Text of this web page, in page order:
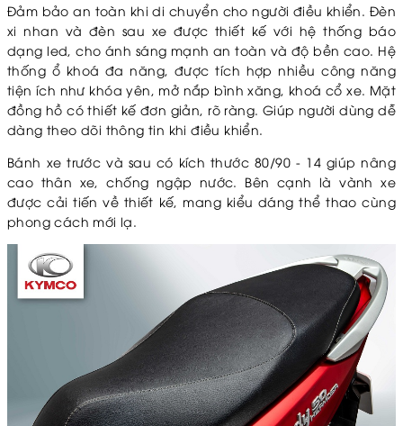
Đảm bảo an toàn khi di chuyển cho người điều khiển. Đèn
xi nhan và đèn sau xe được thiết kế với hệ thống báo
dạng led, cho ánh sáng mạnh an toàn và độ bền cao. Hệ
thống ổ khoá đa năng, được tích hợp nhiều công năng
tiện ích như khóa yên, mở nắp bình xăng, khoá cổ xe. Mặt
đồng hồ có thiết kế đơn giản, rõ ràng. Giúp người dùng dễ
dàng theo dõi thông tin khi điều khiển.
Bánh xe trước và sau có kích thước 80/90 - 14 giúp nâng
cao thân xe, chống ngập nước. Bên cạnh là vành xe
được cải tiến về thiết kế, mang kiểu dáng thể thao cùng
phong cách mới lạ.